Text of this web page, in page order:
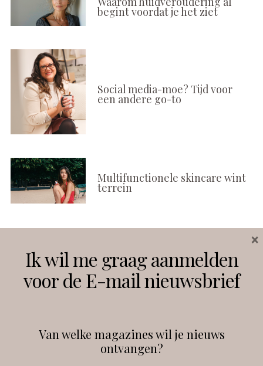
begint voordat je het ziet
Social media-moe? Tijd voor
een andere go-to
Multifunctionele skincare wint
terrein
Instagram Facebook
debeautyprofessional
Ik wil me graag aanmelden
voor de E-mail nieuwsbrief
Van welke magazines wil je nieuws
ontvangen?
×